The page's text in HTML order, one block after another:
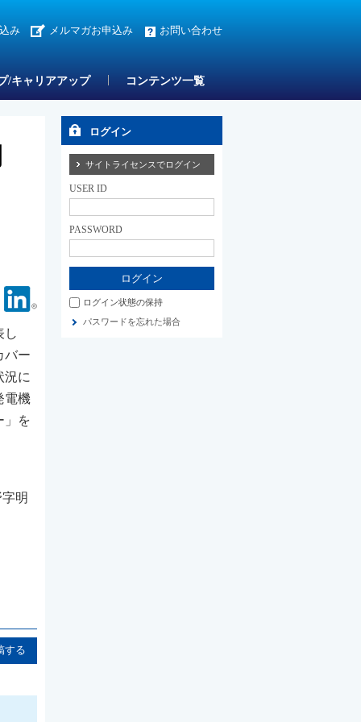
み メルマガお申込み お問い合わせ
/キャリアアップ コンテンツ一覧
Facebook Linkedin
し
バー
況に
電機
」を
明
する
ログイン
サイトライセンスでログイン
USER ID
PASSWORD
ログイン状態の保持
パスワードを忘れた場合